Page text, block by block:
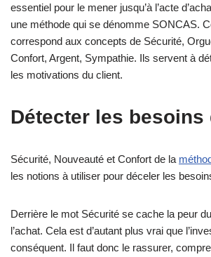
essentiel pour le mener jusqu’à l’acte
une méthode qui se dénomme SONCAS.
correspond aux concepts de Sécurité,
Confort, Argent, Sympathie. Ils servent à
les motivations du client.
Détecter les besoins
Sécurité, Nouveauté et Confort de la
les notions à utiliser pour déceler les
Derrière le mot Sécurité se cache la peur
l’achat. Cela est d’autant plus vrai que
conséquent. Il faut donc le rassurer,